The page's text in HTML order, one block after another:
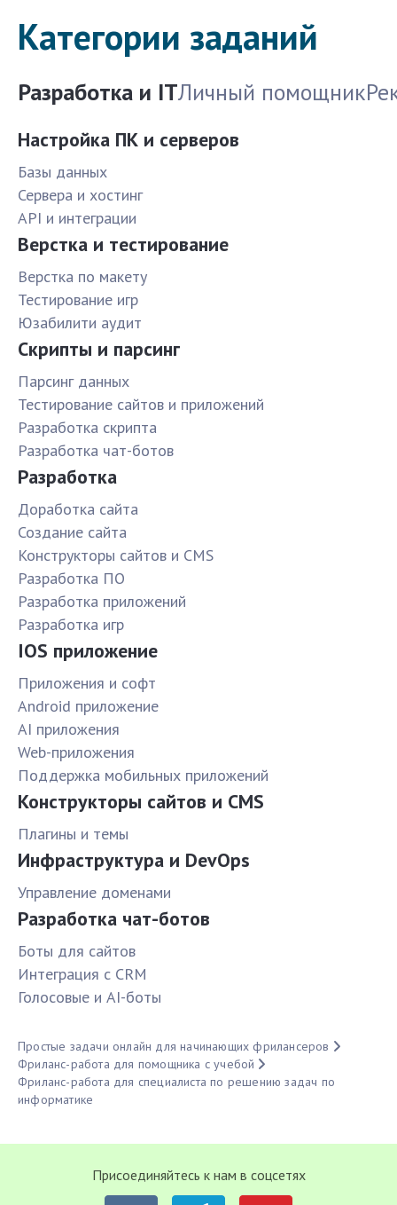
Категории заданий
Разработка и ITЛичный помощник
Настройка ПК и серверов
Базы данных
Сервера и хостинг
API и интеграции
Верстка и тестирование
Верстка по макету
Тестирование игр
Юзабилити аудит
Скрипты и парсинг
Парсинг данных
Тестирование сайтов и приложений
Разработка скрипта
Разработка чат-ботов
Разработка
Доработка сайта
Создание сайта
Конструкторы сайтов и CMS
Разработка ПО
Разработка приложений
Разработка игр
IOS приложение
Приложения и софт
Android приложение
AI приложения
Web-приложения
Поддержка мобильных приложений
Конструкторы сайтов и CMS
Плагины и темы
Инфраструктура и DevOps
Управление доменами
Разработка чат-ботов
Боты для сайтов
Интеграция с CRM
Голосовые и AI-боты
Простые задачи онлайн для начинающих фрилансеров
Фриланс-работа для помощника с учебой
Фриланс-работа для специалиста по решению задач по
информатике
Присоединяйтесь к нам в соцсетях